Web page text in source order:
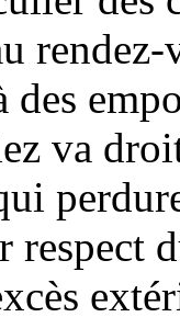
des
va
respect